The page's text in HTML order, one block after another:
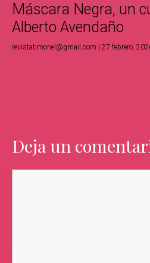
Máscara Negra, un
Alberto Avendaño
revistatimonel@gmail.com 27 febrero,
Deja un